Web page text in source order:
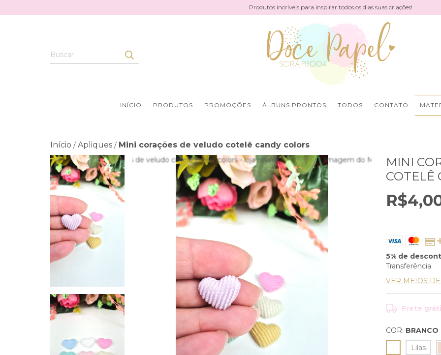
Produtos incríveis para inspirar todos os dias suas criações!
INÍCIO PRODUTOS PROMOÇÕES ÁLBUNS PRONTOS TODOS CONTATO
Início / Apliques / Mini corações de veludo cotelê candy colors
MINI
COTELÊ
5% de
Transferência
VER MEIOS
Frete
COR: BRANCO
Lilas